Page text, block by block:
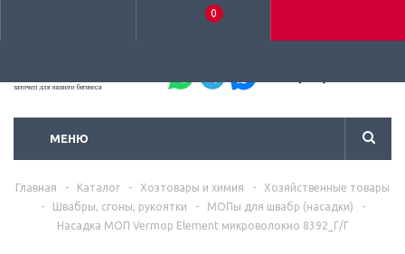
0
МЕНЮ
Главная - Каталог - Хозтовары и химия -
Хозяйственные товары
-
Швабры, сгоны, рукоятки - МОПы для швабр (насадки)
-
Насадка МОП Vermop Element микроволокно 8392_Г/Г